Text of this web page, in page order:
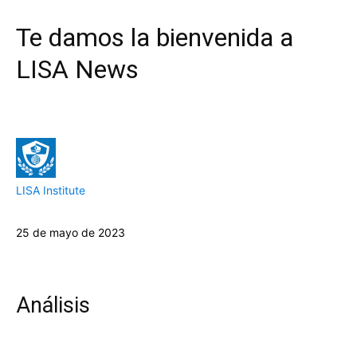
Te damos la bienvenida a
LISA News
LISA Institute
25 de mayo de 2023
Análisis